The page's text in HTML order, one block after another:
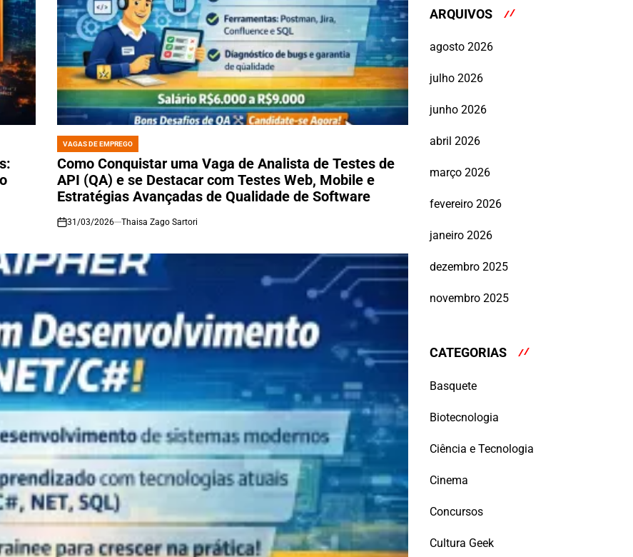
POSTED
IN
VAGAS DE EMPREGO
Como Conquistar uma Vaga de Analista de Testes de
API (QA) e se Destacar com Testes Web, Mobile e
Estratégias Avançadas de Qualidade de Software
on
31/03/2026 Thaisa Zago Sartori
ARQUIVOS
agosto 2026
julho 2026
junho 2026
abril 2026
março 2026
fevereiro 2026
janeiro 2026
dezembro 2025
novembro 2025
CATEGORIAS
Basquete
Biotecnologia
Ciência e Tecnologia
Cinema
Concursos
Cultura Geek